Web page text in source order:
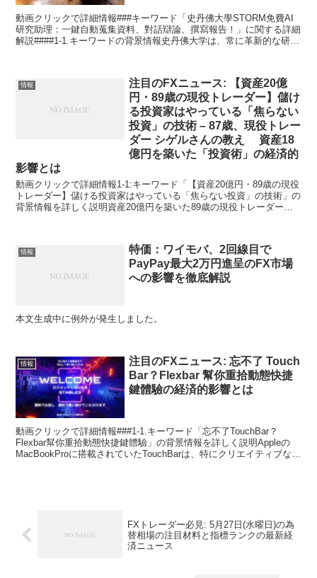
動画クリックで詳細情報###キーワード「史丹佛大學STORM免費AI
研究助理：一鍵自動蒐集資料、對話辯論、撰寫報告！」に関する詳細
解説####1-1.キーワードの背景情報史丹佛大学は、常に革新的な研究
情報
注目のFXニュース: 【資産20億
円・89歳の現役トレーダー】儲け
る投資家はやっている「焦らない
投資」の技術 – 87歳、現役トレー
ダー シゲルさんの教え 資産18
億円を築いた「投資術」の経済的
影響とは
動画クリックで詳細情報1-1:キーワード「【資産20億円・89歳の現役
トレーダー】儲ける投資家はやっている「焦らない投資」の技術」の
背景情報を詳しく説明資産20億円を築いた89歳の現役トレーダー、
情報
特価：ワイモバ、2回線目で
PayPay最大2万円進呈のFX市場
への影響を徹底解説
本文生成中に例外が発生しました。
情報
注目のFXニュース: 忘不了 Touch
Bar？Flexbar 幫你重拾動態快捷
鍵體驗の経済的影響とは
動画クリックで詳細情報###1-1.キーワード「忘不了TouchBar？
Flexbar幫你重拾動態快捷鍵體驗」の背景情報を詳しく説明Appleの
MacBookProに搭載されていたTouchBarは、特にクリエイティブな業
FXトレーダー必見: 5月27日(水曜日)の為
替相場の注目材料と指標ランクの最新経
済ニュース